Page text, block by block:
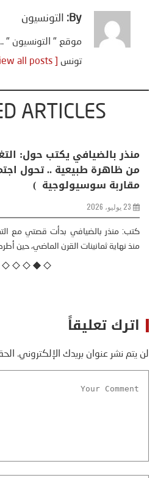
By: التونسيون
موقع " التونسيون "
تونس
ARTICLES
منذر بالضيافي يكتب حول:
من ظاهرة طبيعية .. تحول
مقاربة سوسيولوجية )
23 يوليو، 2026
كتب: منذر بالضيافي بدأت قصتي مع
منذ نهاية ثمانينات القرن الماضي، حين
اترك تعليقاً
لن يتم نشر عنوان بريدك الإلكتروني.